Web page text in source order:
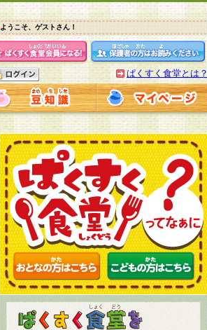
ようこそ、ゲストさん！
ぱくすく食堂とは？